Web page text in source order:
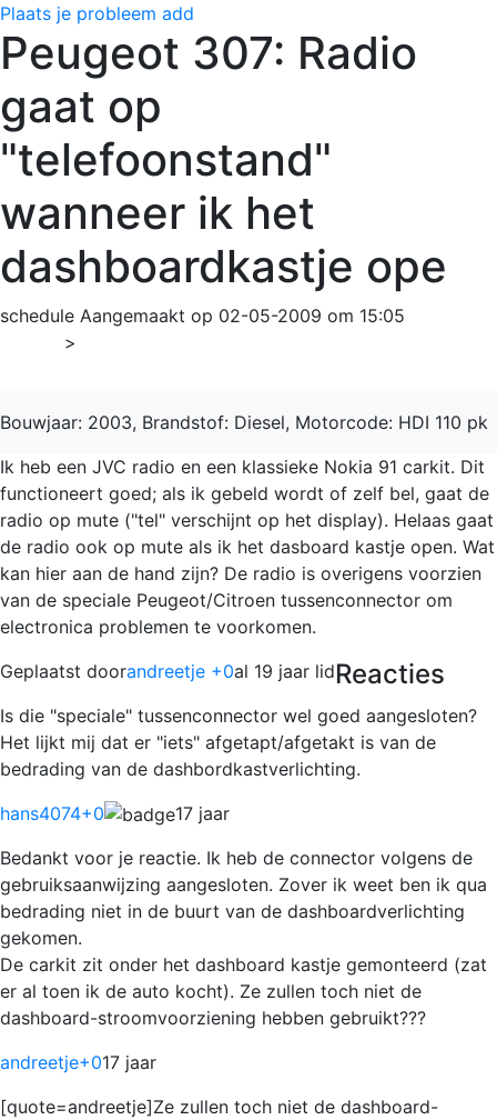
Plaats je probleem add
Peugeot 307: Radio
gaat op
"telefoonstand"
wanneer ik het
dashboardkastje ope
schedule Aangemaakt op 02-05-2009 om 15:05
>
Bouwjaar: 2003, Brandstof: Diesel, Motorcode: HDI 110 pk
Ik heb een JVC radio en een klassieke Nokia 91 carkit. Dit
functioneert goed; als ik gebeld wordt of zelf bel, gaat de
radio op mute ("tel" verschijnt op het display). Helaas gaat
de radio ook op mute als ik het dasboard kastje open. Wat
kan hier aan de hand zijn? De radio is overigens voorzien
van de speciale Peugeot/Citroen tussenconnector om
electronica problemen te voorkomen.
Geplaatst doorandreetje +0al 19 jaar lidReacties
Is die "speciale" tussenconnector wel goed aangesloten?
Het lijkt mij dat er "iets" afgetapt/afgetakt is van de
bedrading van de dashbordkastverlichting.
hans4074+0
17 jaar
Bedankt voor je reactie. Ik heb de connector volgens de
gebruiksaanwijzing aangesloten. Zover ik weet ben ik qua
bedrading niet in de buurt van de dashboardverlichting
gekomen.
De carkit zit onder het dashboard kastje gemonteerd (zat
er al toen ik de auto kocht). Ze zullen toch niet de
dashboard-stroomvoorziening hebben gebruikt???
andreetje+017 jaar
[quote=andreetje]Ze zullen toch niet de dashboard-